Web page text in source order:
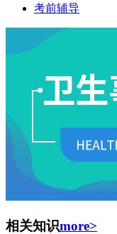
考前辅导
相关知识more>